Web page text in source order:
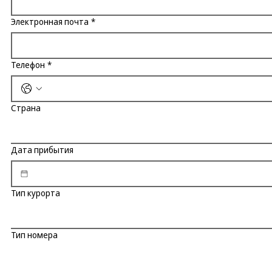
Электронная почта *
Телефон *
Страна
Дата прибытия
Тип курорта
Тип номера